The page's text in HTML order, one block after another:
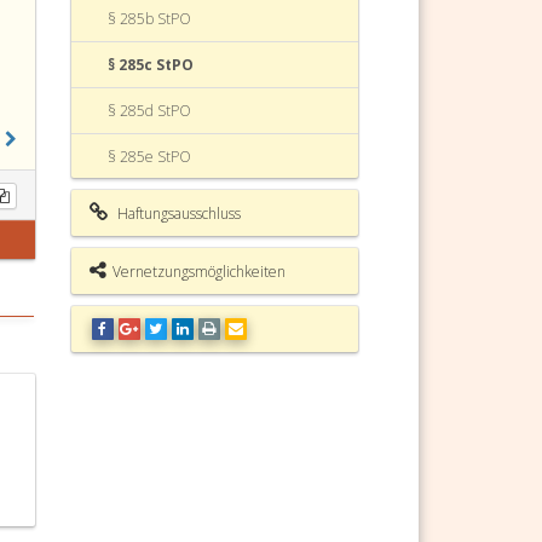
§ 285b StPO
§ 285c StPO
§ 285d StPO
§ 285e StPO
§ 285f StPO
§ 285g StPO
§ 285h StPO
§ 285i StPO
Haftungsausschluss
Vernetzungsmöglichkeiten